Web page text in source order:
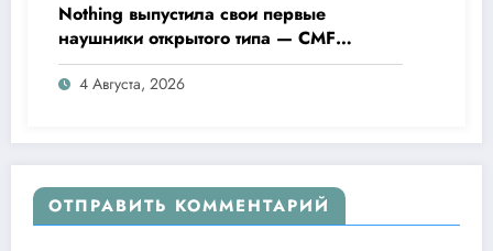
Nothing выпустила свои первые
наушники открытого типа — CMF
Clip Pro
4 Августа, 2026
ОТПРАВИТЬ КОММЕНТАРИЙ